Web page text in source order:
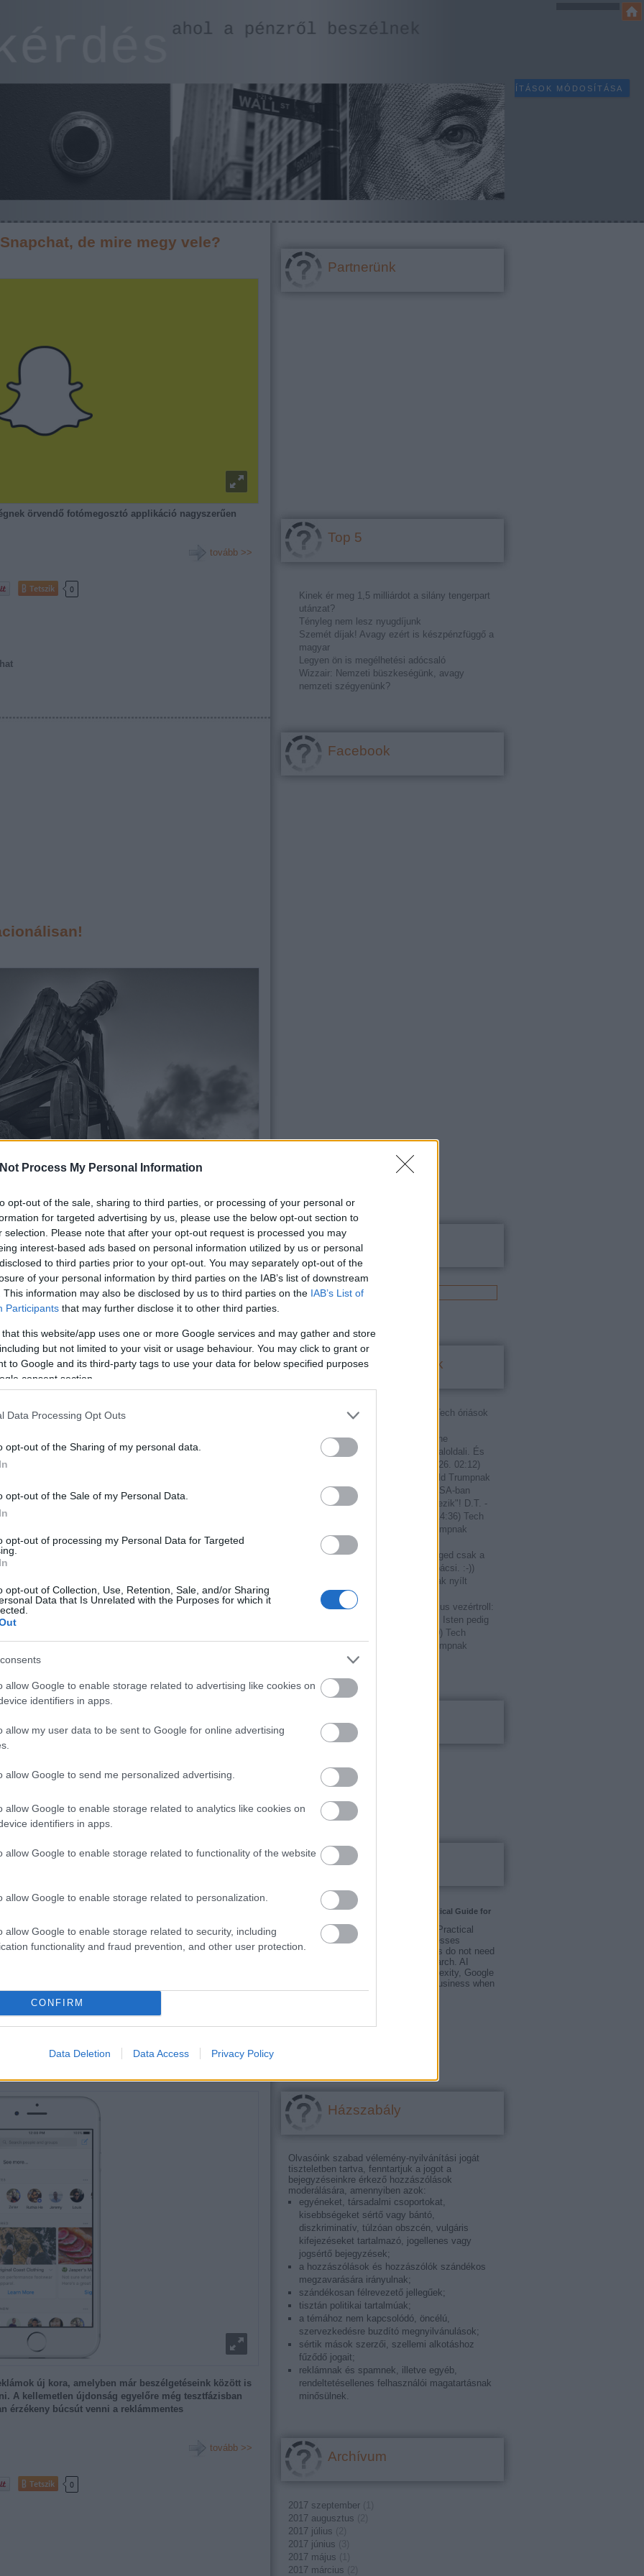
Process My Personal Information
opt-out of the sale, sharing to third parties, or processing of your personal or
for targeted advertising by us, please use the below opt-out section to
selection. Please note that after your opt-out request is processed you may
interest-based ads based on personal information utilized by us or personal
to third parties prior to your opt-out. You may separately opt-out of the
of your personal information by third parties on the IAB’s list of downstream
This information may also be disclosed by us to third parties on the IAB’s List of
Participants that may further disclose it to other third parties.
that this website/app uses one or more Google services and may gather and store
but not limited to your visit or usage behaviour. You may click to grant or
to Google and its third-party tags to use your data for below specified purposes
consent section.
Data Processing Opt Outs
opt-out of the Sharing of my personal data.
opt-out of the Sale of my Personal Data.
opt-out of processing my Personal Data for Targeted
opt-out of Collection, Use, Retention, Sale, and/or Sharing
Data that Is Unrelated with the Purposes for which it
allow Google to enable storage related to advertising like cookies on
identifiers in apps.
allow my user data to be sent to Google for online advertising
allow Google to send me personalized advertising.
allow Google to enable storage related to analytics like cookies on
identifiers in apps.
allow Google to enable storage related to functionality of the website
allow Google to enable storage related to personalization.
allow Google to enable storage related to security, including
functionality and fraud prevention, and other user protection.
CONFIRM
Data Deletion Data Access Privacy Policy
Partnerünk
Top 5
Kinek ér meg 1,5 milliárdot a silány tengerpart
utánzat?
Tényleg nem lesz nyugdíjunk
Szemét díjak! Avagy ezért is készpénzfüggő a
magyar
Legyen ön is megélhetési adócsaló
Wizzair: Nemzeti büszkeségünk, avagy
nemzeti szégyenünk?
Facebook
Keresés
Utolsó kommentek
fasza 2020.11.08. 18:35
Tech óriások
Trump meg kérte őket hogy ne
cenzúrázzanak mindenkit aki nem baloldali. És
2019.06.26. 02:12)
Tech óriások írtak nyílt levelet Donald Trumpnak
Katalin Markovics:
T. Szerző! Az USA-ban
olyan, mint miniszterelnök, "nem létezik"! D.T. -
2018.02.13. 14:36) Tech
óriások írtak nyílt levelet Donald Trumpnak
Kurt úrfi teutonordikus vezértroll:
@VaradiJanos: Mert nekem van. Téged csak a
lelenc házban szoptattak. A portás bácsi. :-))
Tech óriások írtak nyílt
levelet Donald Trumpnak
VaradiJanos:@Kurt úrfi teutonordikus vezértroll:
És? Putyin pedig Oroszországot. Az Isten pedig
2017.09.02. 16:30) Tech
óriások írtak nyílt levelet Donald Trumpnak
Lakáshitel kalkulátor
Befektetési alapok
Vállalati bankszámla
Blogajánló
AI Marketing Strategy for SMBs: A Practical Guide for
AI Marketing Strategy for SMBs: A Practical
Guide for Small and Medium Businesses
Small and medium-sized businesses do not need
an enterprise budget to win in AI search. AI
visibility — whether ChatGPT, Perplexity, Google
AI Overviews, or Copilot cite your business when
buyers ask for…
Házszabály
Olvasóink szabad vélemény-nyilvánítási jogát
tiszteletben tartva, fenntartjuk a jogot a
bejegyzéseinkre érkező hozzászólások
moderálására, amennyiben azok:
egyéneket, társadalmi csoportokat,
kisebbségeket sértő vagy bántó,
diszkriminatív, túlzóan obszcén, vulgáris
kifejezéseket tartalmazó, jogellenes vagy
jogsértő bejegyzések;
a hozzászólások és hozzászólók szándékos
megzavarására irányulnak;
szándékosan félrevezető jellegűek;
tisztán politikai tartalmúak;
a témához nem kapcsolódó, öncélú,
szervezkedésre buzdító megnyilvánulások;
sértik mások szerzői, szellemi alkotáshoz
fűződő jogait;
reklámnak és spamnek, illetve egyéb,
rendeltetésellenes felhasználói magatartásnak
minősülnek.
Archívum
2017 szeptember
2017 augusztus
2017 július
2017 június
2017 május
2017 március
de mire megy vele?
örvendő fotómegosztó applikáció nagyszerűen
tovább >>
Tetszik 0
gyakorlatilag folyamatosan különböző döntési
vannak saját jövőnkre. Bár nehezen hozunk racionális
vonatkozóan, hogy ilyen téren is sikeresebbek
tovább >>
Tetszik 0
az USA-ban, de az
tejfel
számolt be az informatikai szakemberek
néhol egészen magasak bérek, az élet még így sem
használ? Készüljön fel a
új kora, amelyben már beszélgetéseink között is
A kellemetlen újdonság egyelőre még tesztfázisban
érzékeny búcsút venni a reklámmentes
tovább >>
Tetszik 0
SÜTI BEÁLLÍTÁSOK MÓDOSÍTÁSA